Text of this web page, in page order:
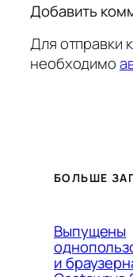
Добавить
Для отправки
необходимо
БОЛЬШЕ
Выпущены
и